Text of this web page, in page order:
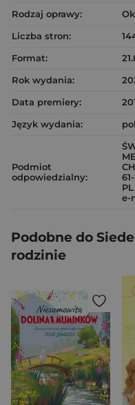
Rodzaj oprawy:
Liczba stron:
Format:
Rok wydania:
Data premiery:
Język wydania:
Podmiot
odpowiedzialny:
PL
e-
Podobne do
rodzinie